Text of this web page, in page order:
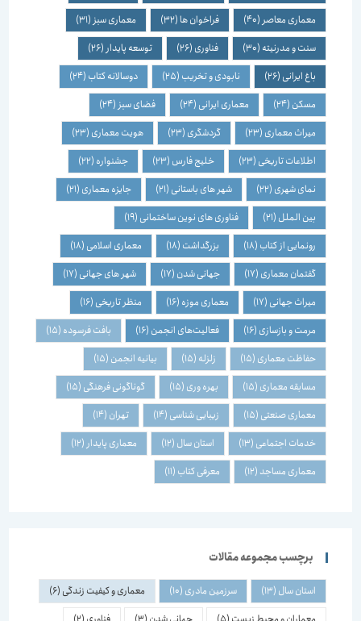
معماری معاصر(40) فراخوان ها(32) معماری سبز(31)
سنت و مدرنیته(30) فناوری(26) توسعه پایدار(26)
باغ ایرانی(26) نابودی و تخریب(25) دوسالانه کتاب(24)
مسکن(24) معماری ایرانی(24) فضای سبز(24)
میراث معماری(23) گردشگری(23) هویت معماری(23)
اطلاعات تاریخی(23) خلیج فارس(23) جشنواره(22)
نمای شهری(22) شهر های باستانی(21) جایزه معماری(21)
بین الملل(21) فناوری های نوین ساختمانی(19)
رونمایی از کتاب(18) بزرگداشت(18) معماری اسلامی(18)
گفتمان معماری(17) جهانی شدن(17) شهر های جهانی(17)
میراث جهانی(17) معماری موزه(16) منظر تاریخی(16)
مرمت و بازسازی(16) فعالیت‌های انجمن(16) بافت فرسوده(15)
حفاظت معماری(15) زلزله(15) بیانیه انجمن(15)
مسابقه معماری(15) بهره وری(15) گوناگونی فرهنگی(15)
معماری صنعتی(15) زیبایی شناسی(14) تهران(14)
خدمات اجتماعی(13) استان سال(12) معماری پایدار(12)
معماری مساجد(12) معرفی کتاب(11)
برچسب مجموعه مقالات
استان سال(13) سرزمین مادری(10) معماری و کیفیت زندگی(6)